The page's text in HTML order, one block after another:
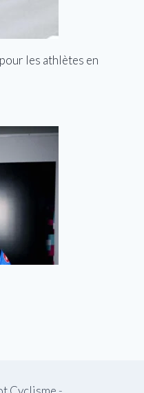
les athlètes en